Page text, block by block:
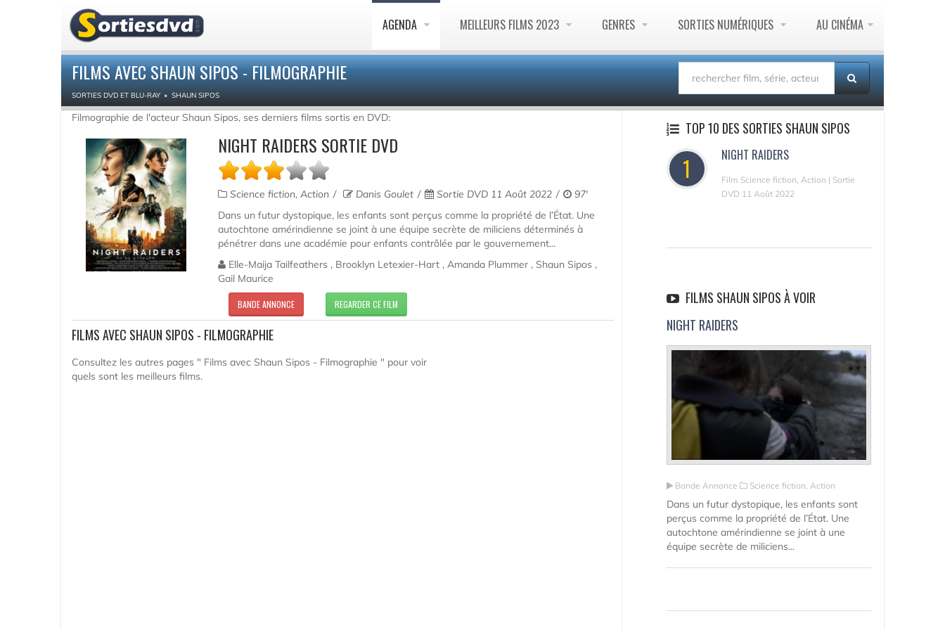
AGENDA MEILLEURS FILMS 2023 GENRES SORTIES NUMÉRIQUES AU CINÉMA
FILMS AVEC SHAUN SIPOS - FILMOGRAPHIE
SORTIES DVD ET BLU-RAY SHAUN SIPOS
Filmographie de l'acteur Shaun Sipos, ses derniers films sortis en DVD:
NIGHT RAIDERS SORTIE DVD
Science fiction, Action Danis Goulet Sortie DVD 11 Août 2022
97'
Dans un futur dystopique, les enfants sont perçus comme la propriété de l’État. Une
autochtone amérindienne se joint à une équipe secrète de miliciens déterminés à
pénétrer dans une académie pour enfants contrôlée par le gouvernement...
Elle-Maija Tailfeathers , Brooklyn Letexier-Hart , Amanda Plummer , Shaun Sipos ,
Gail Maurice
BANDE ANNONCE REGARDER CE FILM
FILMS AVEC SHAUN SIPOS - FILMOGRAPHIE
Consultez les autres pages " Films avec Shaun Sipos - Filmographie " pour voir
quels sont les meilleurs films.
TOP 10 DES SORTIES SHAUN SIPOS
1 NIGHT RAIDERS
Film Science fiction, Action | Sortie
DVD 11 Août 2022
FILMS SHAUN SIPOS À VOIR
NIGHT RAIDERS
Bande Annonce Science fiction, Action
Dans un futur dystopique, les enfants sont
perçus comme la propriété de l’État. Une
autochtone amérindienne se joint à une
équipe secrète de miliciens...